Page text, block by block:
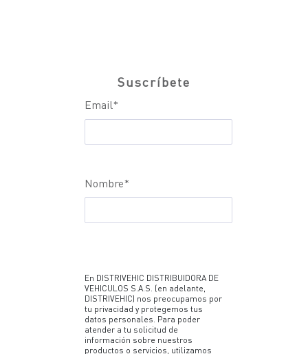
Suscríbete
Email*
Nombre*
En DISTRIVEHIC DISTRIBUIDORA DE
VEHICULOS S.A.S. (en adelante,
DISTRIVEHIC) nos preocupamos por
tu privacidad y protegemos tus
datos personales. Para poder
atender a tu solicitud de
información sobre nuestros
productos o servicios, utilizamos